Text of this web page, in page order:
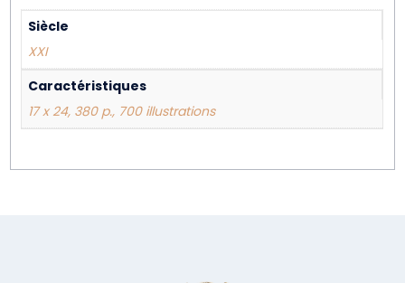
Siècle
XXI
Caractéristiques
17 x 24, 380 p., 700 illustrations